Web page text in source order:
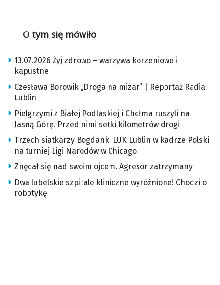
O tym się mówiło
13.07.2026 Żyj zdrowo – warzywa korzeniowe i
kapustne
Czesława Borowik „Droga na mizar” | Reportaż Radia
Lublin
Pielgrzymi z Białej Podlaskiej i Chełma ruszyli na
Jasną Górę. Przed nimi setki kilometrów drogi
Trzech siatkarzy Bogdanki LUK Lublin w kadrze Polski
na turniej Ligi Narodów w Chicago
Znęcał się nad swoim ojcem. Agresor zatrzymany
Dwa lubelskie szpitale kliniczne wyróżnione! Chodzi o
robotykę